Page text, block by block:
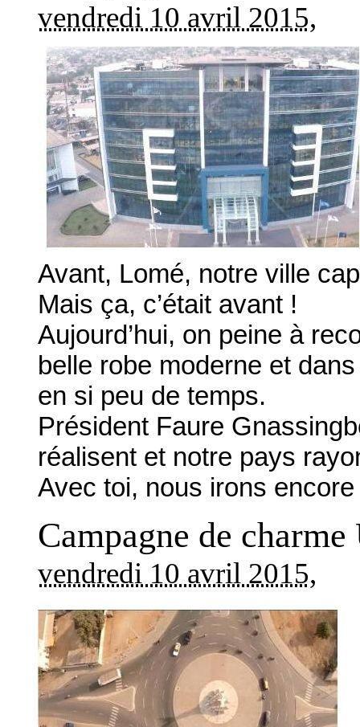
vendredi 10 avril 2015,
Avant, Lomé, notre ville
Mais ça, c’était avant !
Aujourd’hui, on peine à
belle robe moderne et
en si peu de temps.
Président Faure
réalisent et notre pays
Avec toi, nous irons
Campagne de
vendredi 10 avril 2015,